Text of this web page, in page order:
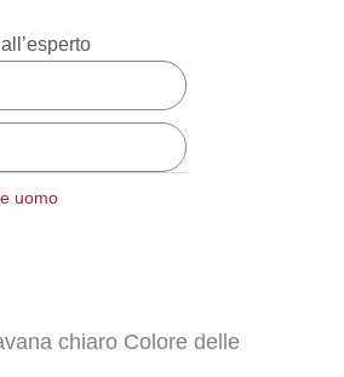
uomo
chiaro Colore delle